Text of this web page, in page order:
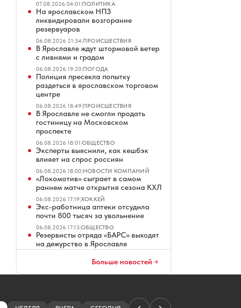
07.08.2026 04:01|ПОЛИТИКА
На ярославском НПЗ
ликвидировали возгорание
резервуаров
06.08.2026 21:34|ПРОИСШЕСТВИЯ
В Ярославле ждут штормовой ветер
с ливнями и градом
06.08.2026 19:20|ПОГОДА
Полиция пресекла попытку
раздеться в ярославском торговом
центре
06.08.2026 18:49|ПРОИСШЕСТВИЯ
В Ярославле не смогли продать
гостиницу на Московском
проспекте
06.08.2026 18:01|ОБЩЕСТВО
Эксперты выяснили, как кешбэк
влияет на спрос россиян
06.08.2026 18:00|НОВОСТИ КОМПАНИЙ
«Локомотив» сыграет в самом
раннем матче открытия сезона КХЛ
06.08.2026 17:19|ХОККЕЙ
Экс-работница аптеки отсудила
почти 800 тысяч за увольнение
06.08.2026 17:13|ОБЩЕСТВО
Резервисты отряда «БАРС» выходят
на дежурство в Ярославле
В России вырос объем выдачи
ипотеки
отправил четырех хоккеистов в
Больше новостей